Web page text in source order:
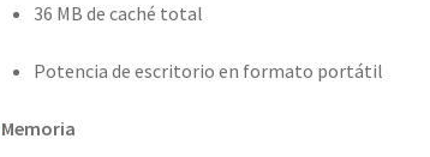
36 MB de caché total
Potencia de escritorio en formato portátil
Memoria